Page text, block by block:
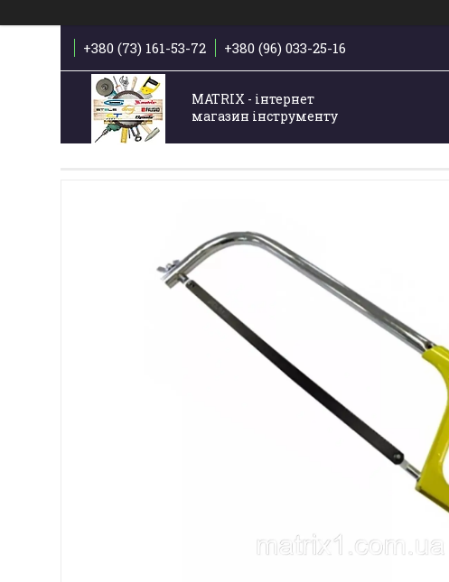
+380 (73) 161-53-72 +380 (96) 033-25-16
MATRIX - інтернет
магазин інструменту